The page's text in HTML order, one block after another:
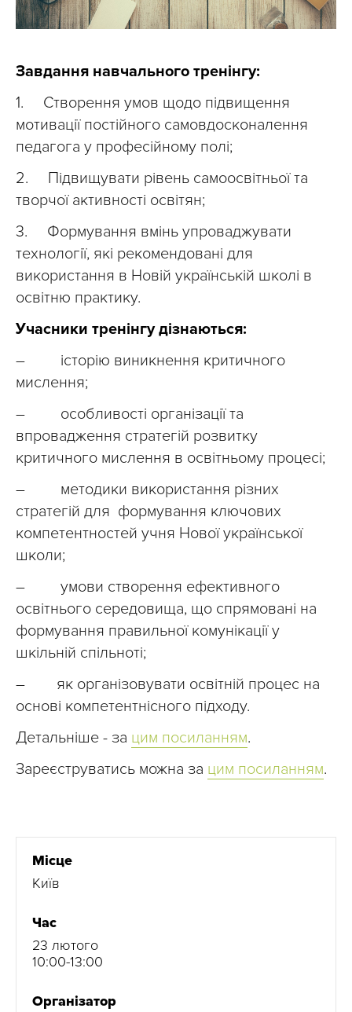
Завдання навчального тренінгу:
1. Створення умов щодо підвищення
мотивації постійного самовдосконалення
педагога у професійному полі;
2. Підвищувати рівень самоосвітньої та
творчої активності освітян;
3. Формування вмінь упроваджувати
технології, які рекомендовані для
використання в Новій українській школі в
освітню практику.
Учасники тренінгу дізнаються:
– історію виникнення критичного
мислення;
– особливості організації та
впровадження стратегій розвитку
критичного мислення в освітньому процесі;
– методики використання різних
стратегій для формування ключових
компетентностей учня Нової української
школи;
– умови створення ефективного
освітнього середовища, що спрямовані на
формування правильної комунікації у
шкільній спільноті;
– як організовувати освітній процес на
основі компетентнісного підходу.
Детальніше - за цим посиланням.
Зареєструватись можна за цим посиланням.
Місце
Київ
Час
23 лютого
10:00-13:00
Організатор